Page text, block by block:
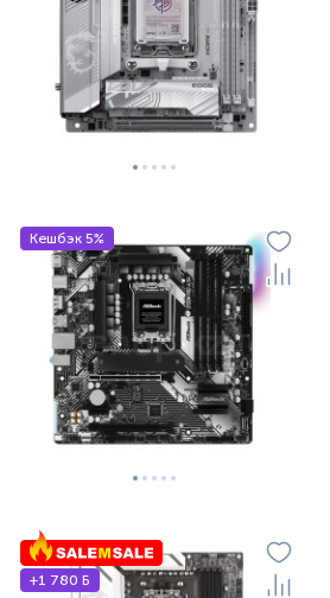
Кешбэк 5%
+1 780 Б